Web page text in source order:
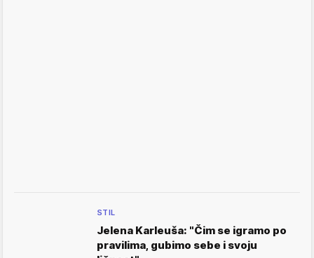
STIL
Jelena Karleuša: "Čim se igramo po
pravilima, gubimo sebe i svoju